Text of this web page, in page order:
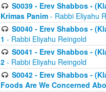
S0039 - Erev Shabbos -
Krimas Panim - Rabbi Eliyahu
S0040 - Erev Shabbos -
1 - Rabbi Eliyahu Reingold
S0041 - Erev Shabbos -
2 - Rabbi Eliyahu Reingold
S0042 - Erev Shabbos -
Foods Are We Concerned